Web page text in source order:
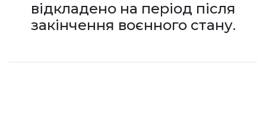
відкладено на період після
закінчення воєнного стану.